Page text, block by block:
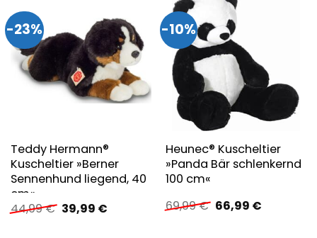
-23%
Teddy Hermann®
Kuscheltier »Berner
Sennenhund liegend, 40
cm«
44,99€ Ursprünglicher
Preis
39,99 €Aktueller
-10%
Heunec® Kuscheltier
»Panda Bär schlenkernd
100 cm«
69,99€ Ursprünglicher
Preis
66,99 €Aktueller